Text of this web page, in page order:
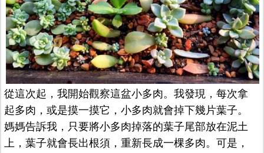
從這次起，我開始觀察這盆小多肉。我發現，每次拿
起多肉，或是摸一摸它，小多肉就會掉下幾片葉子。
媽媽告訴我，只要將小多肉掉落的葉子尾部放在泥土
上，葉子就會長出根須，重新長成一棵多肉。可是，